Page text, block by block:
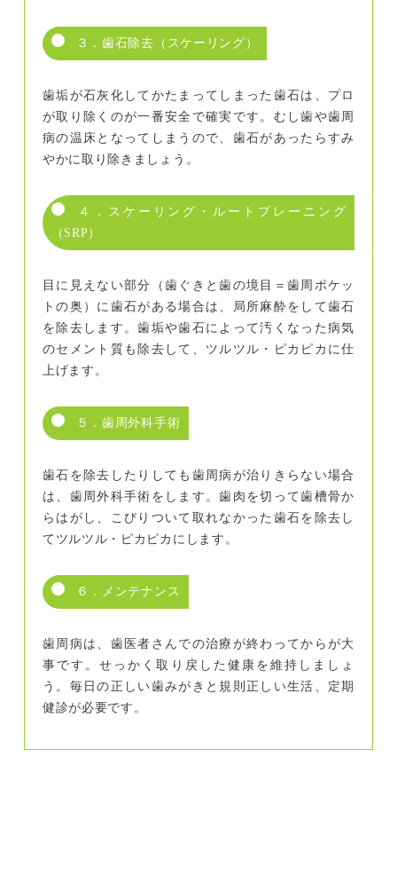
３．歯石除去（スケーリング）
歯垢が石灰化してかたまってしまった歯石は、プロ
が取り除くのが一番安全で確実です。むし歯や歯周
病の温床となってしまうので、歯石があったらすみ
やかに取り除きましょう。
４．スケーリング・ルートプレーニング
（SRP）
目に見えない部分（歯ぐきと歯の境目＝歯周ポケッ
トの奥）に歯石がある場合は、局所麻酔をして歯石
を除去します。歯垢や歯石によって汚くなった病気
のセメント質も除去して、ツルツル・ピカピカに仕
上げます。
５．歯周外科手術
歯石を除去したりしても歯周病が治りきらない場合
は、歯周外科手術をします。歯肉を切って歯槽骨か
らはがし、こびりついて取れなかった歯石を除去し
てツルツル・ピカピカにします。
６．メンテナンス
歯周病は、歯医者さんでの治療が終わってからが大
事です。せっかく取り戻した健康を維持しましょ
う。毎日の正しい歯みがきと規則正しい生活、定期
健診が必要です。